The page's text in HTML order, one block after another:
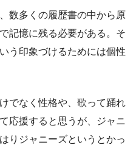
数多くの履歴書の中から原
記憶に残る必要がある。そ
う印象づけるためには個性
でなく性格や、歌って踊れ
応援すると思うが、ジャニ
りジャニーズというとかっ